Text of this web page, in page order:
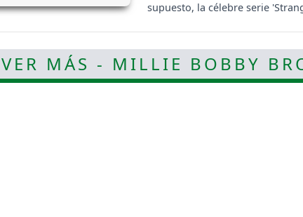
supuesto, la célebre serie
VER MÁS - MILLIE BOBBY